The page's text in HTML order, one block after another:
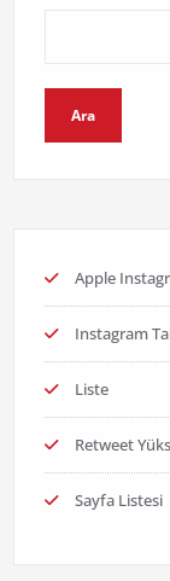
Ara
Apple
Instagram
Liste
Retweet
Sayfa Listesi